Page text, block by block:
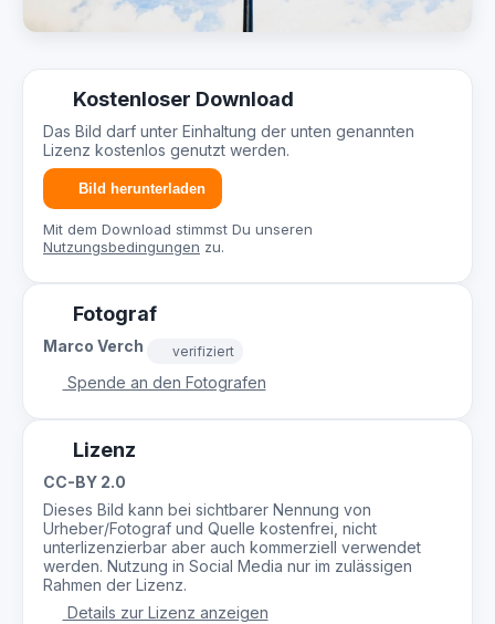
Kostenloser Download
Das Bild darf unter Einhaltung der unten genannten
Lizenz kostenlos genutzt werden.
Bild herunterladen
Mit dem Download stimmst Du unseren
Nutzungsbedingungen zu.
Fotograf
Marco Verch verifiziert
Spende an den Fotografen
Lizenz
CC-BY 2.0
Dieses Bild kann bei sichtbarer Nennung von
Urheber/Fotograf und Quelle kostenfrei, nicht
unterlizenzierbar aber auch kommerziell verwendet
werden. Nutzung in Social Media nur im zulässigen
Rahmen der Lizenz.
Details zur Lizenz anzeigen